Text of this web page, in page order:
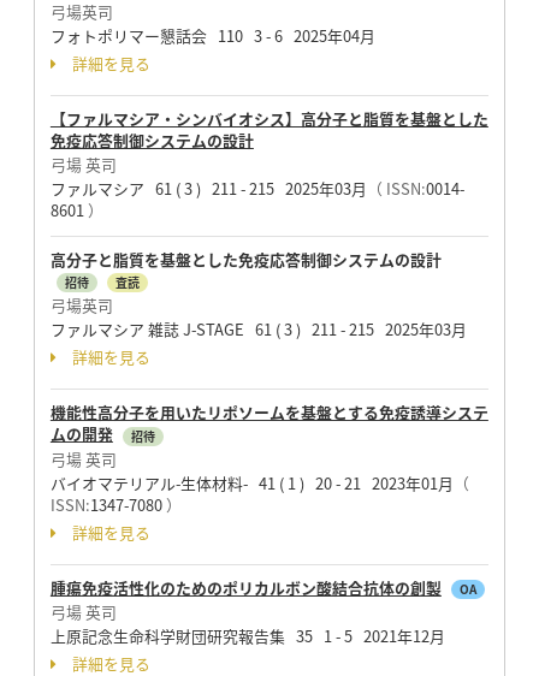
弓場英司
フォトポリマー懇話会 110 3 - 6 2025年04月
詳細を見る
【ファルマシア・シンバイオシス】高分子と脂質を基盤とした
免疫応答制御システムの設計
弓場 英司
ファルマシア 61 ( 3 ) 211 - 215 2025年03月 （ ISSN:0014-
8601 ）
高分子と脂質を基盤とした免疫応答制御システムの設計
招待 査読
弓場英司
ファルマシア 雑誌 J-STAGE 61 ( 3 ) 211 - 215 2025年03月
詳細を見る
機能性高分子を用いたリポソームを基盤とする免疫誘導システ
ムの開発
招待
弓場 英司
バイオマテリアル-生体材料- 41 ( 1 ) 20 - 21 2023年01月 （
ISSN:1347-7080）
詳細を見る
腫瘍免疫活性化のためのポリカルボン酸結合抗体の創製 OA
弓場 英司
上原記念生命科学財団研究報告集 35 1 - 5 2021年12月
詳細を見る